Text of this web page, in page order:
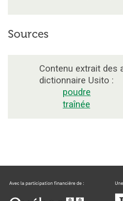
Sources
Contenu extrait des
dictionnaire Usito :
poudre
traînée